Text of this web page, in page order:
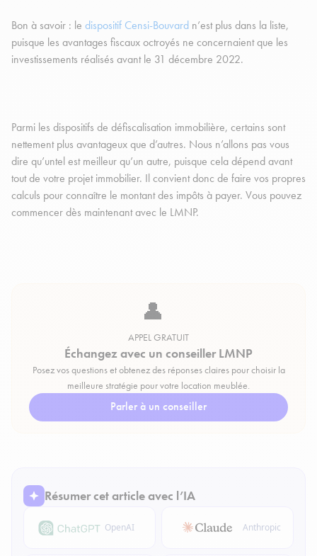
Bon à savoir : le dispositif Censi-Bouvard n’est plus dans la liste,
puisque les avantages fiscaux octroyés ne concernaient que les
investissements réalisés avant le 31 décembre 2022.
Parmi les dispositifs de défiscalisation immobilière, certains sont
nettement plus avantageux que d’autres. Nous n’allons pas vous
dire qu’untel est meilleur qu’un autre, puisque cela dépend avant
tout de votre projet immobilier. Il convient donc de faire vos propres
calculs pour connaître le montant des impôts à payer. Vous pouvez
commencer dès maintenant avec le LMNP.
👤
APPEL GRATUIT
Échangez avec un conseiller LMNP
Posez vos questions et obtenez des réponses claires pour choisir la
meilleure stratégie pour votre location meublée.
Parler à un conseiller
Résumer cet article avec l’IA
OpenAI Anthropic